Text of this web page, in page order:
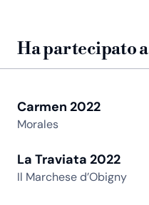
Ha partecipato a
Carmen 2022
Morales
La Traviata 2022
Il Marchese d’Obigny